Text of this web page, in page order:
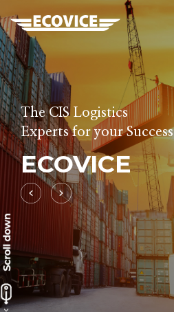
The CIS Logistics
Experts for your Success
ECOVICE